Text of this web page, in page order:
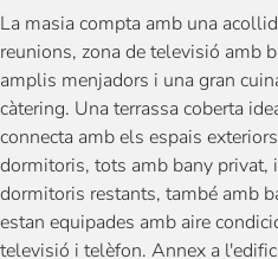
La masia compta amb una
reunions, zona de televisió amb
amplis menjadors i una gran
càtering. Una terrassa coberta
connecta amb els espais
dormitoris, tots amb bany privat,
dormitoris restants, també amb
estan equipades amb aire
televisió i telèfon. Annex a